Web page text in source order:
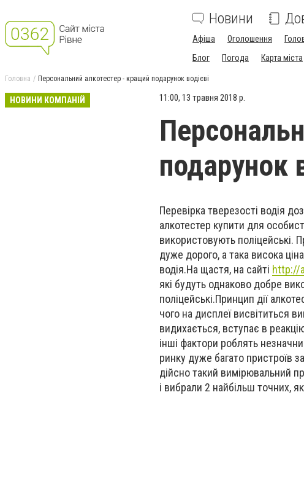
Новини
Афіша Оголошення
Блог
Погода Карта міста
Головна Персональний алкотестер - кращий подарунок водієві
НОВИНИ КОМПАНІЙ 11:00, 13 травня 2018 р.
подарунок
Перевірка тверезості водія
алкотестер купити для
використовують поліцейські.
дуже дорого, а така висока
водія.На щастя, на сайті http://
які будуть однаково добре
поліцейські.Принцип дії
чого на дисплеї висвітиться
видихається, вступає в
інші фактори роблять
ринку дуже багато пристроїв
дійсно такий вимірювальний
і вибрали 2 найбільш точних,